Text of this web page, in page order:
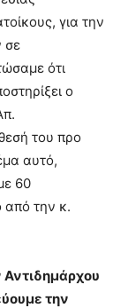
για την
σε
ότι
ο
του προ
αυτό,
60
από την κ.
την